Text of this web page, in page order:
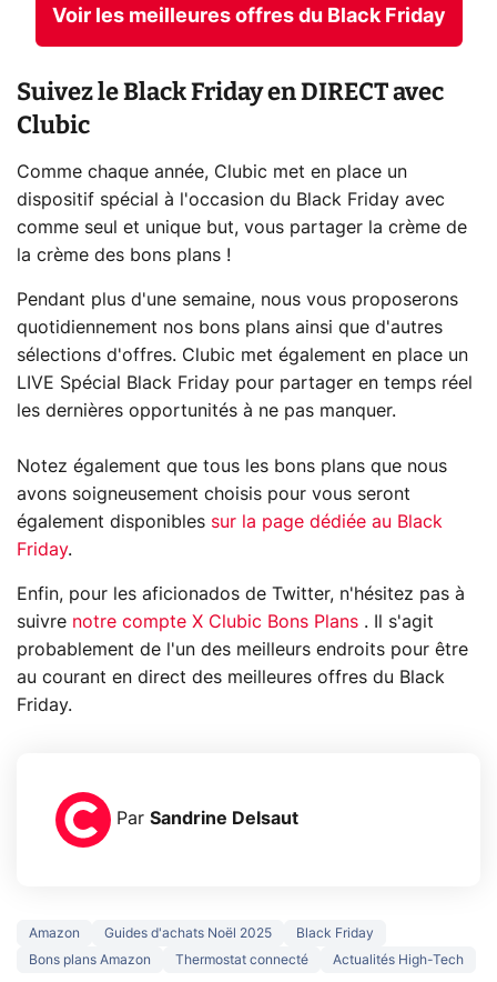
Voir les meilleures offres du Black Friday
Suivez le Black Friday en DIRECT avec
Clubic
Comme chaque année, Clubic met en place un
dispositif spécial à l'occasion du Black Friday avec
comme seul et unique but, vous partager la crème de
la crème des bons plans !
Pendant plus d'une semaine, nous vous proposerons
quotidiennement nos bons plans ainsi que d'autres
sélections d'offres. Clubic met également en place un
LIVE Spécial Black Friday pour partager en temps réel
les dernières opportunités à ne pas manquer.
Notez également que tous les bons plans que nous
avons soigneusement choisis pour vous seront
également disponibles sur la page dédiée au Black
Friday.
Enfin, pour les aficionados de Twitter, n'hésitez pas à
suivre notre compte X Clubic Bons Plans . Il s'agit
probablement de l'un des meilleurs endroits pour être
au courant en direct des meilleures offres du Black
Friday.
Par Sandrine Delsaut
Amazon Guides d'achats Noël 2025
Black Friday
Bons plans Amazon
Thermostat connecté Actualités High-Tech